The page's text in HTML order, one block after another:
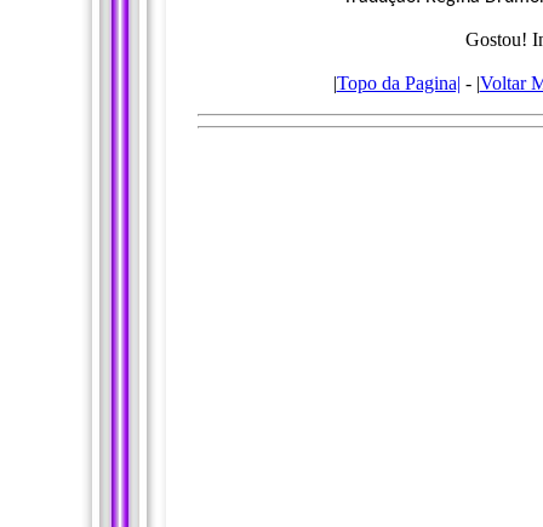
Gostou!
|Topo da Pagina| - |Voltar